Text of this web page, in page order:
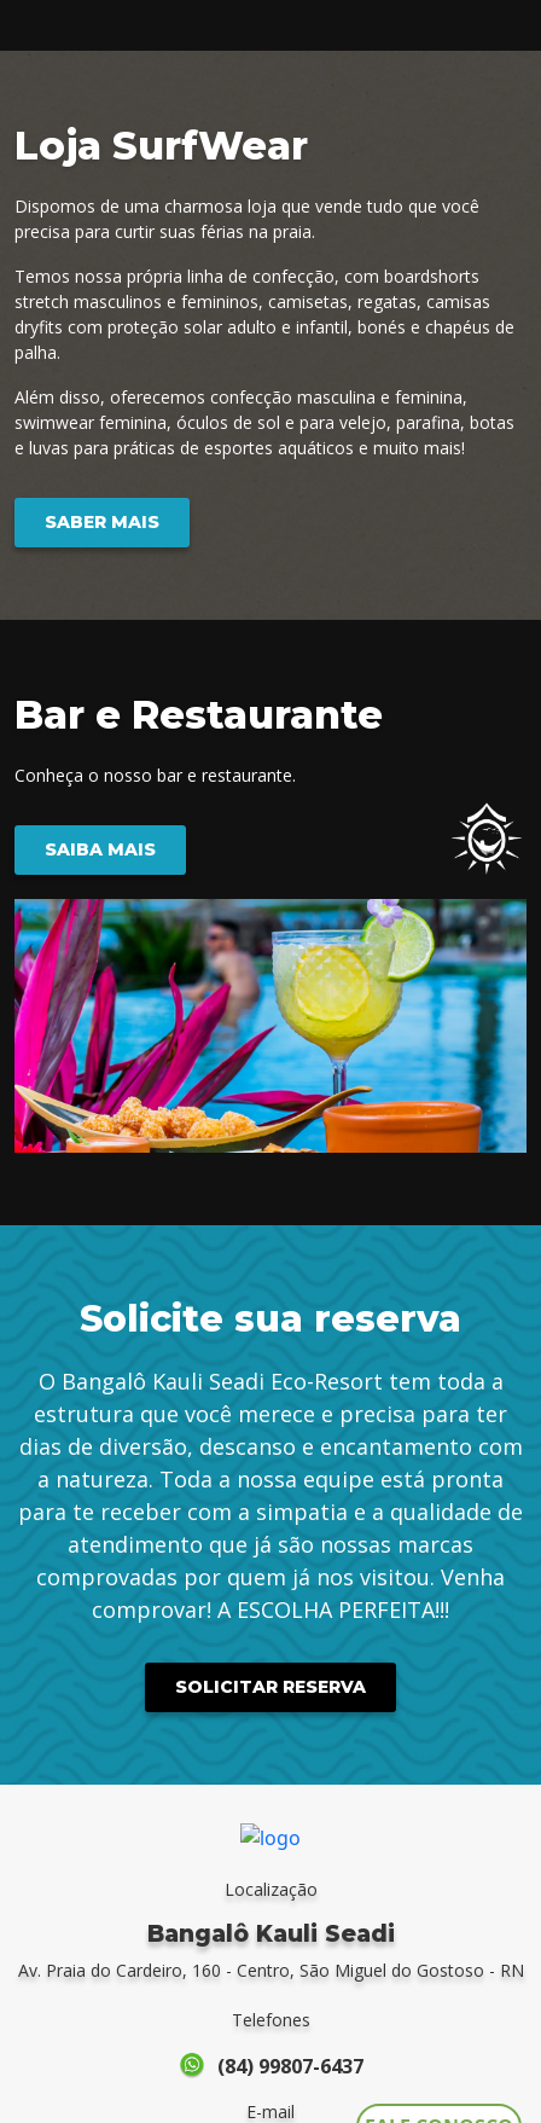
Loja SurfWear
Dispomos de uma charmosa loja que vende tudo que você
precisa para curtir suas férias na praia.
Temos nossa própria linha de confecção, com boardshorts
stretch masculinos e femininos, camisetas, regatas, camisas
dryfits com proteção solar adulto e infantil, bonés e chapéus de
palha.
Além disso, oferecemos confecção masculina e feminina,
swimwear feminina, óculos de sol e para velejo, parafina, botas
e luvas para práticas de esportes aquáticos e muito mais!
SABER MAIS
Bar e Restaurante
Conheça o nosso bar e restaurante.
SAIBA MAIS
Solicite sua reserva
O Bangalô Kauli Seadi Eco-Resort tem toda a
estrutura que você merece e precisa para ter
dias de diversão, descanso e encantamento com
a natureza. Toda a nossa equipe está pronta
para te receber com a simpatia e a qualidade de
atendimento que já são nossas marcas
comprovadas por quem já nos visitou. Venha
comprovar! A ESCOLHA PERFEITA!!!
SOLICITAR RESERVA
Localização
Bangalô Kauli Seadi
Av. Praia do Cardeiro, 160 - Centro, São Miguel do Gostoso - RN
Telefones
(84) 99807-6437
E-mail